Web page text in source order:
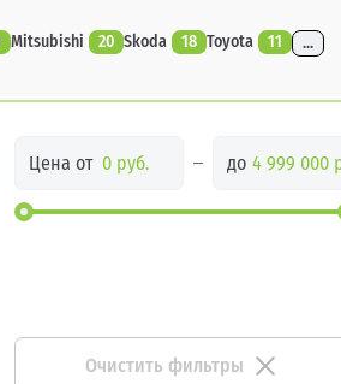
Mitsubishi 20 Skoda 18 Toyota 11 ...
Цена от до
Очистить фильтры